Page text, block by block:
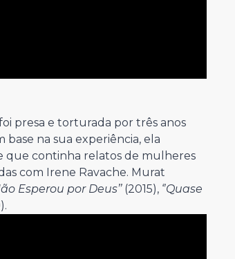
presa e torturada por três anos
na sua experiência, ela
que continha relatos de mulheres
com Irene Ravache. Murat
Esperou por Deus’’(2015), ‘’Quase